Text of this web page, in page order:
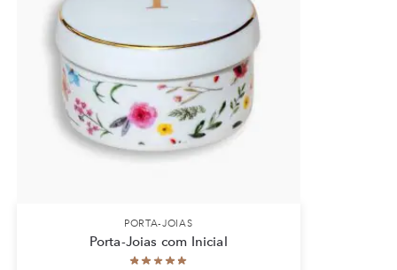
PORTA-JOIAS
Porta-Joias com Inicial